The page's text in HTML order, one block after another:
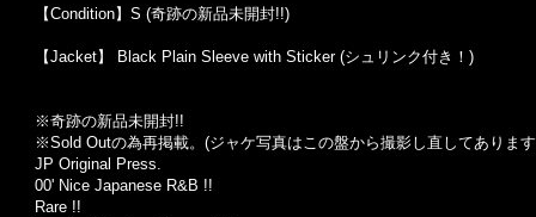
【Condition】S (奇跡の新品未開封!!)
【Jacket】 Black Plain Sleeve with Sticker (シュリンク付き！)
※奇跡の新品未開封!!
※Sold Outの為再掲載。 (ジャケ写真はこの盤から撮影し直してありま
JP Original Press.
00' Nice Japanese R&B !!
Rare !!